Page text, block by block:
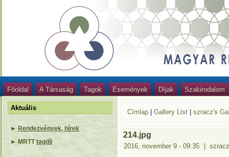
Főoldal A Társaság Tagok Események Díjak Szakirodalom
Aktuális
► Rendezvények, hírek
► MRTTtagdíj
Címlap |Gallery List |szracz's
214.jpg
2016, november 9 - 09:35